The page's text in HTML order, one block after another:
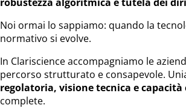
Noi ormai lo sappiamo: quando la
normativo si evolve.
In Clariscience accompagniamo le
percorso strutturato e consapevole.
regolatoria, visione tecnica e
complete.